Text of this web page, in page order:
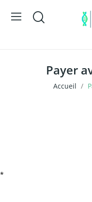
Payer
Accueil
*